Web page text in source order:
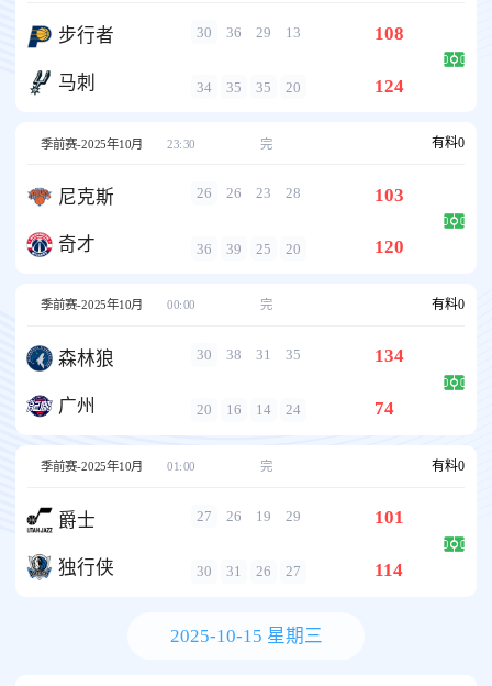
步行者
马刺
30 36 29 13
34 35 35 20
108
124
季前赛-2025年10月 23:30 完 有料0
尼克斯
奇才
26 26 23 28
36 39 25 20
103
120
季前赛-2025年10月 00:00 完 有料0
森林狼
广州
30 38 31 35
20 16 14 24
134
74
季前赛-2025年10月 01:00 完 有料0
爵士
独行侠
27 26 19 29
30 31 26 27
101
114
2025-10-15 星期三